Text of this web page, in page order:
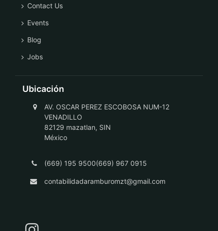
Contact Us
Events
Blog
Jobs
Ubicación
AV. OSCAR PEREZ ESCOBOSA NUM-12
VENADILLO
82129 mazatlan, SIN
México
(669) 195 9500(669) 967 0915
contabilidadaramburomzt@gmail.com